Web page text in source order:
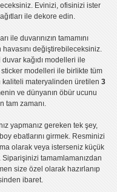
Evinizi, ofisinizi ister
ile dekore edin.
ile duvarınızın tamamını
değiştirebileceksiniz.
duvar kağıdı modelleri ile
modelleri ile birlikte tüm
materyalinden üretilen 3
ve dünyanın öbür ucunu
tam zamanı.
yapmanız gereken tek şey,
ebatlarını girmek. Resminizi
olarak veya isterseniz küçük
tamamlamanızdan
size özel olarak hazırlanıp
ibaret.